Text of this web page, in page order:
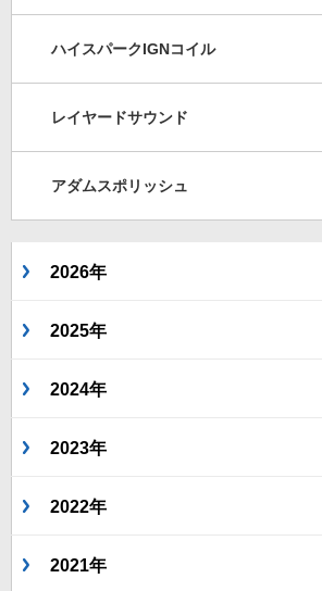
ハイスパークIGNコイル
レイヤードサウンド
アダムスポリッシュ
2026年
2025年
2024年
2023年
2022年
2021年